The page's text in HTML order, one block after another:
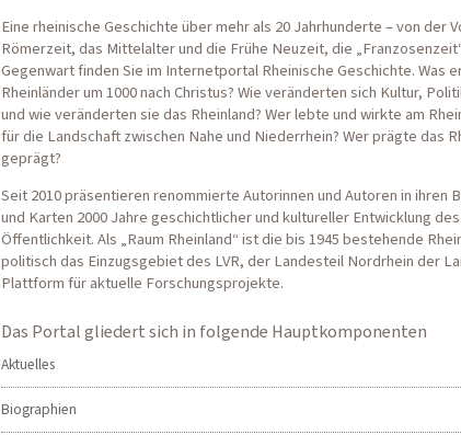
Eine rheinische Geschichte über mehr als 20 Jahrhunderte – von der
Römerzeit, das Mittelalter und die Frühe Neuzeit, die
Gegenwart finden Sie im Internetportal Rheinische Geschichte. Was
Rheinländer um 1000 nach Christus? Wie veränderten sich Kultur,
und wie veränderten sie das Rheinland? Wer lebte und wirkte am
für die Landschaft zwischen Nahe und Niederrhein? Wer prägte das
geprägt?
Seit 2010 präsentieren renommierte Autorinnen und Autoren in ihren
und Karten 2000 Jahre geschichtlicher und kultureller Entwicklung
Öffentlichkeit. Als „Raum Rheinland“ ist die bis 1945 bestehende
politisch das Einzugsgebiet des LVR, der Landesteil Nordrhein der
Plattform für aktuelle Forschungsprojekte.
Das Portal gliedert sich in folgende Hauptkomponenten
Aktuelles
Biographien